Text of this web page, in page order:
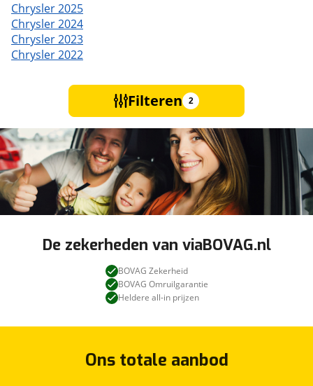
Chrysler 2025
Chrysler 2024
Chrysler 2023
Chrysler 2022
Filteren 2
De zekerheden van viaBOVAG.nl
BOVAG Zekerheid
BOVAG Omruilgarantie
Heldere all-in prijzen
Ons totale aanbod